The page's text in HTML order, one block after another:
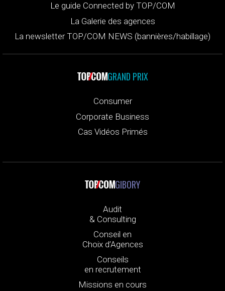
Le guide Connected by TOP/COM
La Galerie des agences
La newsletter TOP/COM NEWS (bannières/habillage)
GRAND PRIX
Consumer
Corporate Business
Cas Vidéos Primés
GIBORY
Audit
& Consulting
Conseil en
Choix d’Agences
Conseils
en recrutement
Missions en cours